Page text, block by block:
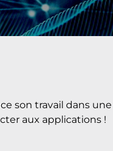
son travail dans
aux applications !